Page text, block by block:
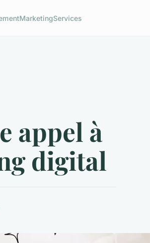
MarketingServices
appel à
digital